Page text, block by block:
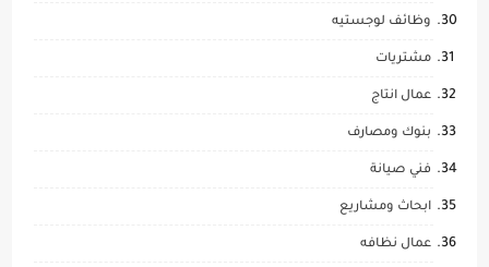
وظائف لوجستيه
مشتريات
عمال انتاج
بنوك ومصارف
فني صيانة
ابحاث ومشاريع
عمال نظافه